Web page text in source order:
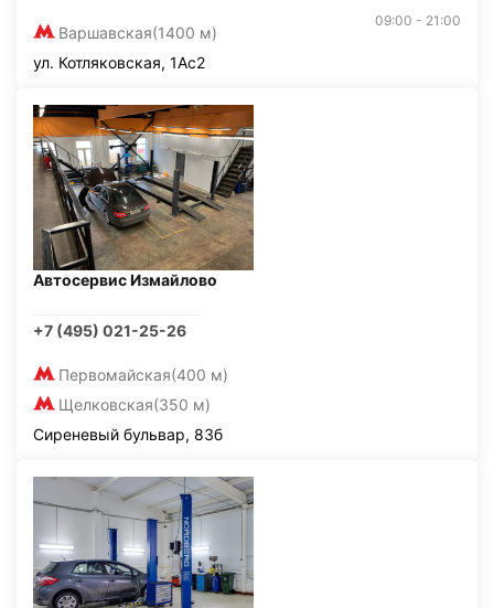
Варшавская(1400 м)
09:00 - 21:00
ул. Котляковская, 1Ас2
Автосервис Измайлово
+7 (495) 021-25-26
Первомайская(400 м)
Щелковская(350 м)
Сиреневый бульвар, 83б